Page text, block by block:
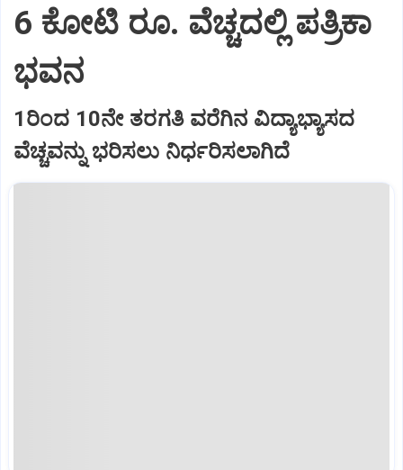
6 ಕೋಟಿ ರೂ. ವೆಚ್ಚದಲ್ಲಿ ಪತ್ರಿಕಾ
ಭವನ
1ರಿಂದ 10ನೇ ತರಗತಿ ವರೆಗಿನ ವಿದ್ಯಾಭ್ಯಾಸದ
ವೆಚ್ಚವನ್ನು ಭರಿಸಲು ನಿರ್ಧರಿಸಲಾಗಿದೆ